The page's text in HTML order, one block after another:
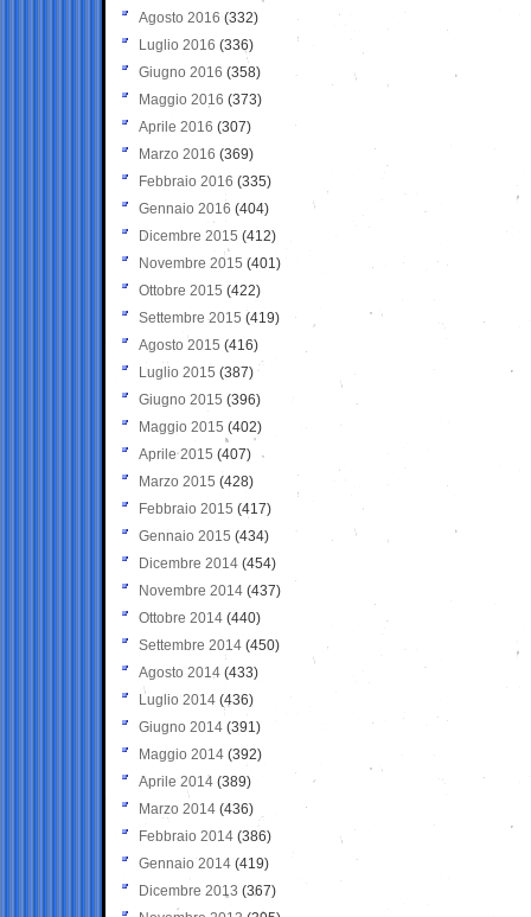
Agosto 2016 (332)
Luglio 2016 (336)
Giugno 2016 (358)
Maggio 2016 (373)
Aprile 2016 (307)
Marzo 2016 (369)
Febbraio 2016 (335)
Gennaio 2016 (404)
Dicembre 2015 (412)
Novembre 2015 (401)
Ottobre 2015 (422)
Settembre 2015 (419)
Agosto 2015 (416)
Luglio 2015 (387)
Giugno 2015 (396)
Maggio 2015 (402)
Aprile 2015 (407)
Marzo 2015 (428)
Febbraio 2015 (417)
Gennaio 2015 (434)
Dicembre 2014 (454)
Novembre 2014 (437)
Ottobre 2014 (440)
Settembre 2014 (450)
Agosto 2014 (433)
Luglio 2014 (436)
Giugno 2014 (391)
Maggio 2014 (392)
Aprile 2014 (389)
Marzo 2014 (436)
Febbraio 2014 (386)
Gennaio 2014 (419)
Dicembre 2013 (367)